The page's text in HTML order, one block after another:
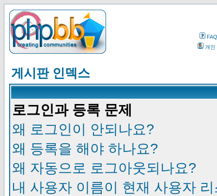
FAQ
개인
게시판 인덱스
로그인과 등록 문제
왜 로그인이 안되나요?
왜 등록을 해야 하나요?
왜 자동으로 로그아웃되나요?
내 사용자 이름이 현재 사용자